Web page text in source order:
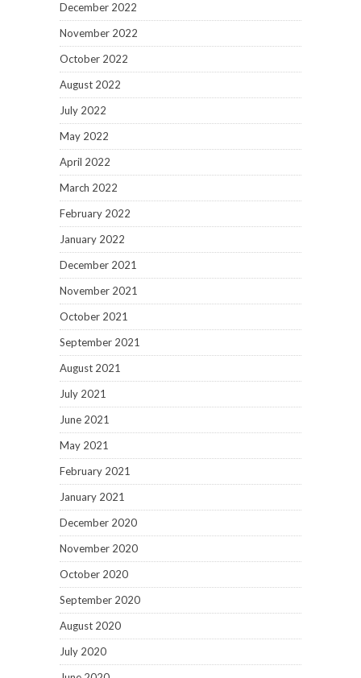
December 2022
November 2022
October 2022
August 2022
July 2022
May 2022
April 2022
March 2022
February 2022
January 2022
December 2021
November 2021
October 2021
September 2021
August 2021
July 2021
June 2021
May 2021
February 2021
January 2021
December 2020
November 2020
October 2020
September 2020
August 2020
July 2020